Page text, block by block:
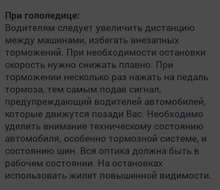
При гололедице:
Водителям следует увеличить дистанцию
между машинами, избегать внезапных
торможений. При необходимости остановки
скорость нужно снижать плавно. При
торможении несколько раз нажать на педаль
тормоза, тем самым подав сигнал,
предупреждающий водителей автомобилей,
которые движутся позади Вас. Необходимо
уделить внимание техническому состоянию
автомобиля, особенно тормозной системе, и
состоянию шин. Вся оптика должна быть в
рабочем состоянии. На остановках
использовать жилет повышенной видимости.